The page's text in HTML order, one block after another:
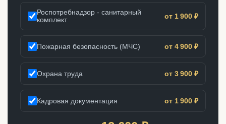
Роспотребнадзор - санитарный
комплект
от 1 900 ₽
Пожарная безопасность (МЧС) от 4 900 ₽
Охрана труда от 3 900 ₽
Кадровая документация от 1 900 ₽